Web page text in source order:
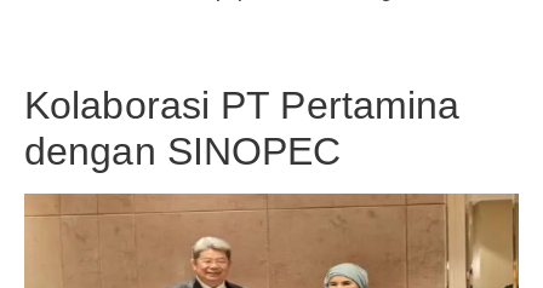
Kolaborasi PT Pertamina
dengan SINOPEC